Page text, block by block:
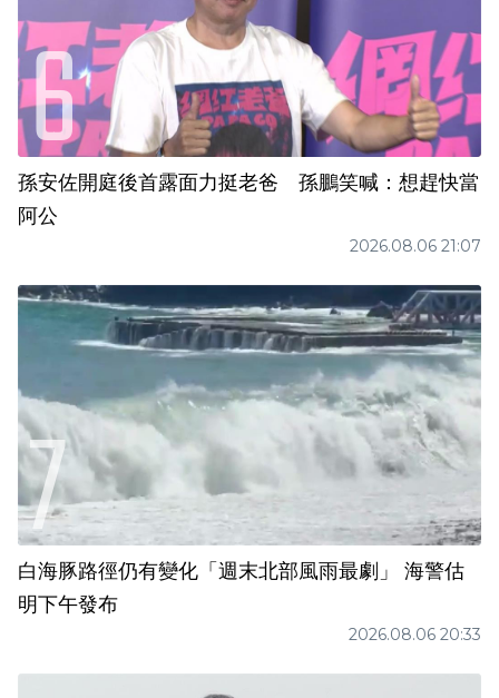
孫安佐開庭後首露面力挺老爸 孫鵬笑喊：想趕快當
阿公
2026.08.06 21:07
白海豚路徑仍有變化「週末北部風雨最劇」 海警估
明下午發布
2026.08.06 20:33